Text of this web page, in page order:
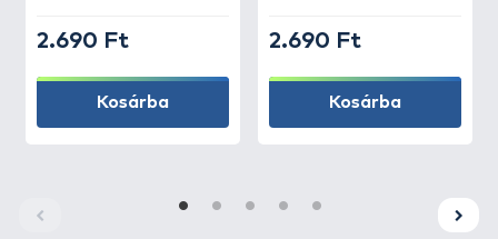
2.690 Ft
Kosárba
2.690 Ft
Kosárba